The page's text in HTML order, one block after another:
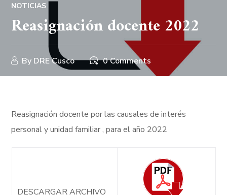
NOTICIAS
Reasignación docente 2022
By DRE Cusco 0 Comments
Reasignación docente por las causales de interés
personal y unidad familiar , para el año 2022
DESCARGAR ARCHIVO